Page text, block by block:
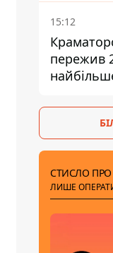
15:12
пережив
СТИСЛО
ЛИШЕ